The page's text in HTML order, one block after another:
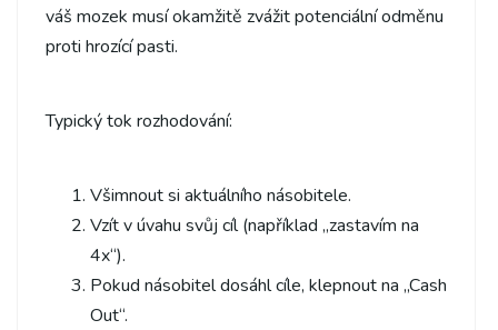
váš mozek musí okamžitě zvážit potenciální odměnu
proti hrozící pasti.
Typický tok rozhodování:
Všimnout si aktuálního násobitele.
Vzít v úvahu svůj cíl (například „zastavím na
4x“).
Pokud násobitel dosáhl cíle, klepnout na „Cash
Out“.